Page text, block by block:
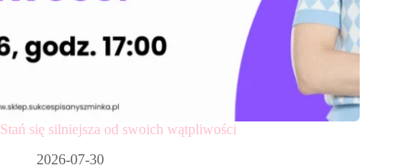
Stań się silniejsza od swoich wątpliwości
2026-07-30